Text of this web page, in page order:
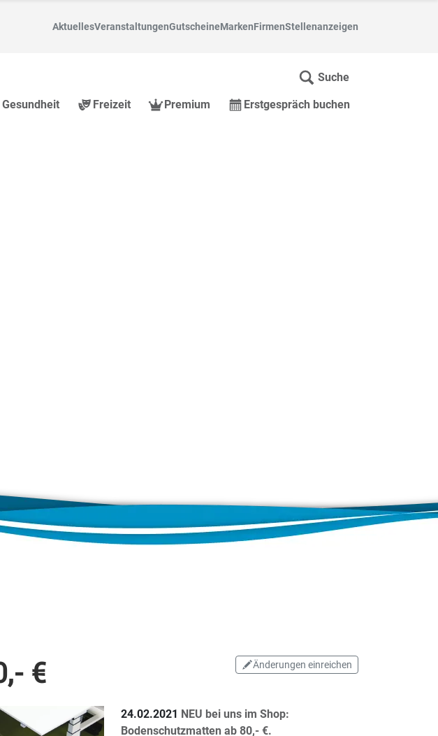
AktuellesVeranstaltungenGutscheineMarkenFirmenStellenanzeigen
Gesundheit Freizeit Premium Erstgespräch buchen
Suche
Änderungen einreichen
€
24.02.2021 NEU bei uns im Shop:
Bodenschutzmatten ab 80,- €.